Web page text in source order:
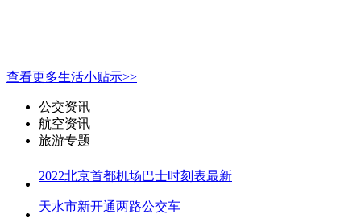
查看更多生活小贴示>>
公交资讯
航空资讯
旅游专题
2022北京首都机场巴士时刻表最新
天水市新开通两路公交车